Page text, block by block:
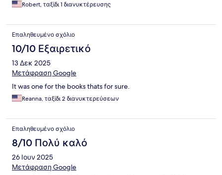
Robert, ταξίδι 1 διανυκτέρευσης
Επαληθευμένο σχόλιο
10/10 Εξαιρετικό
13 Δεκ 2025
Μετάφραση Google
It was one for the books thats for sure.
Reanna, ταξίδι 2 διανυκτερεύσεων
Επαληθευμένο σχόλιο
8/10 Πολύ καλό
26 Ιουν 2025
Μετάφραση Google